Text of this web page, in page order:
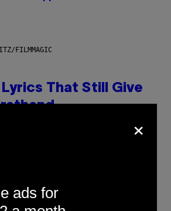
FILMMAGIC
That Still Give
Decades Later
Boisvert
×
ads for